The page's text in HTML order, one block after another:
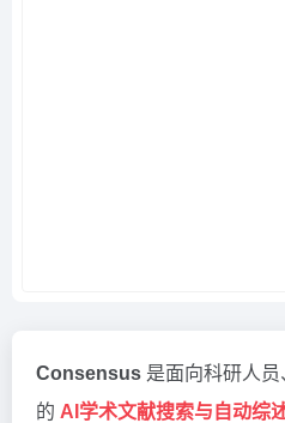
Consensus 是面向科研人
的 AI学术文献搜索与自动综